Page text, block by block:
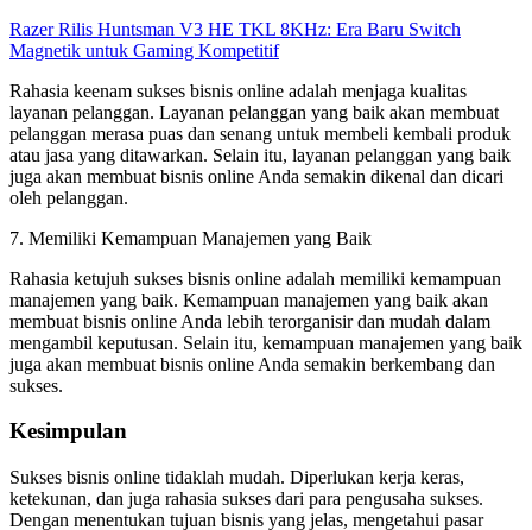
Razer Rilis Huntsman V3 HE TKL 8KHz: Era Baru Switch
Magnetik untuk Gaming Kompetitif
Rahasia keenam sukses bisnis online adalah menjaga kualitas
layanan pelanggan. Layanan pelanggan yang baik akan membuat
pelanggan merasa puas dan senang untuk membeli kembali produk
atau jasa yang ditawarkan. Selain itu, layanan pelanggan yang baik
juga akan membuat bisnis online Anda semakin dikenal dan dicari
oleh pelanggan.
7. Memiliki Kemampuan Manajemen yang Baik
Rahasia ketujuh sukses bisnis online adalah memiliki kemampuan
manajemen yang baik. Kemampuan manajemen yang baik akan
membuat bisnis online Anda lebih terorganisir dan mudah dalam
mengambil keputusan. Selain itu, kemampuan manajemen yang baik
juga akan membuat bisnis online Anda semakin berkembang dan
sukses.
Kesimpulan
Sukses bisnis online tidaklah mudah. Diperlukan kerja keras,
ketekunan, dan juga rahasia sukses dari para pengusaha sukses.
Dengan menentukan tujuan bisnis yang jelas, mengetahui pasar